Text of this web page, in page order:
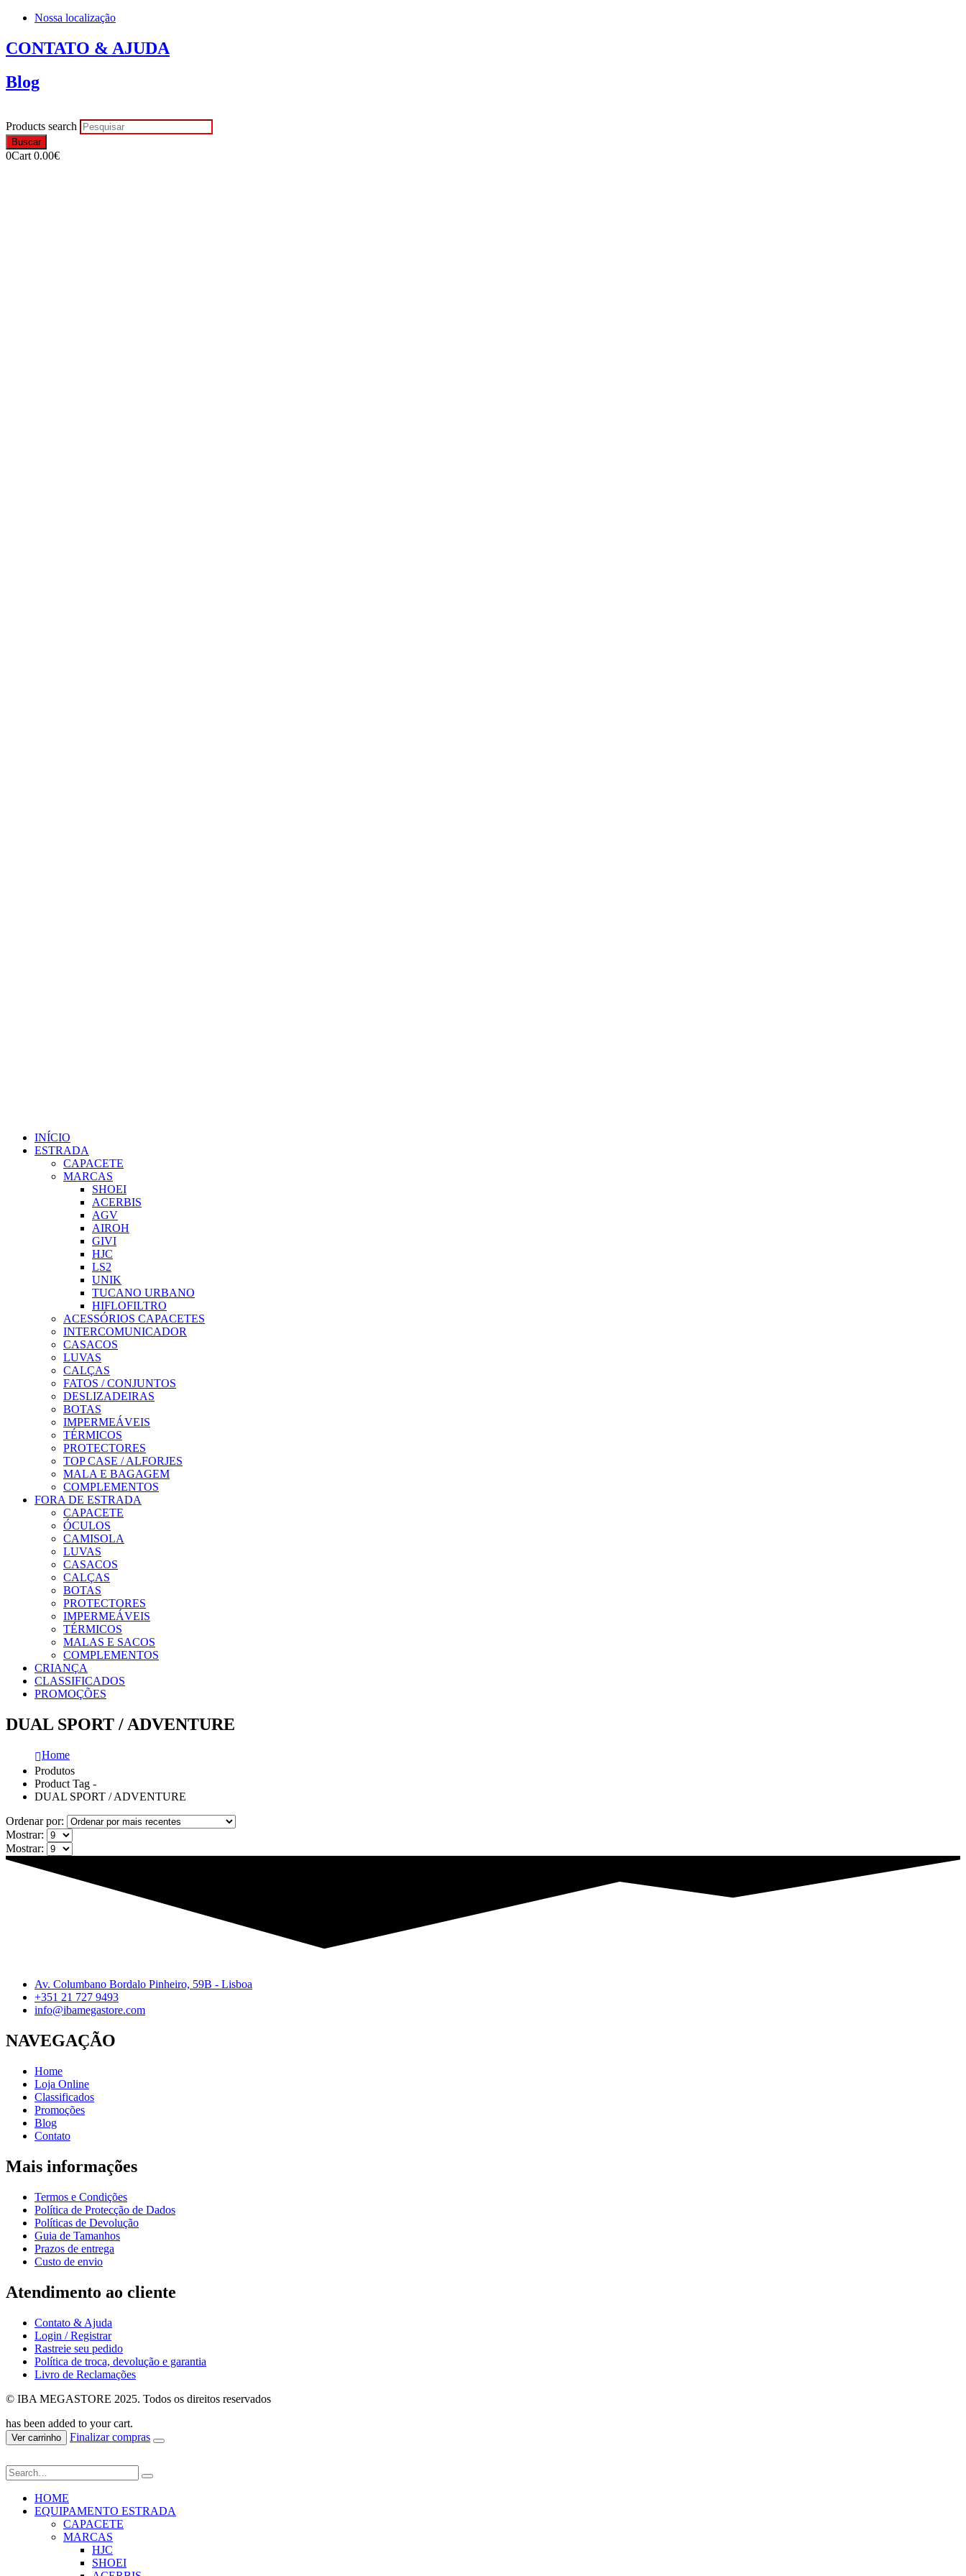
Nossa localização
CONTATO & AJUDA
Blog
Products search
Buscar
0Cart 0.00€
INÍCIO
ESTRADA
CAPACETE
MARCAS
SHOEI
ACERBIS
AGV
AIROH
GIVI
HJC
LS2
UNIK
TUCANO URBANO
HIFLOFILTRO
ACESSÓRIOS CAPACETES
INTERCOMUNICADOR
CASACOS
LUVAS
CALÇAS
FATOS / CONJUNTOS
DESLIZADEIRAS
BOTAS
IMPERMEÁVEIS
TÉRMICOS
PROTECTORES
TOP CASE / ALFORJES
MALA E BAGAGEM
COMPLEMENTOS
FORA DE ESTRADA
CAPACETE
ÓCULOS
CAMISOLA
LUVAS
CASACOS
CALÇAS
BOTAS
PROTECTORES
IMPERMEÁVEIS
TÉRMICOS
MALAS E SACOS
COMPLEMENTOS
CRIANÇA
CLASSIFICADOS
PROMOÇÕES
DUAL SPORT / ADVENTURE
Home
Produtos
Product Tag -
DUAL SPORT / ADVENTURE
Ordenar por:
Mostrar:
Mostrar:
Av. Columbano Bordalo Pinheiro, 59B - Lisboa
+351 21 727 9493
info@ibamegastore.com
NAVEGAÇÃO
Home
Loja Online
Classificados
Promoções
Blog
Contato
Mais informações
Termos e Condições
Política de Protecção de Dados
Políticas de Devolução
Guia de Tamanhos
Prazos de entrega
Custo de envio
Atendimento ao cliente
Contato & Ajuda
Login / Registrar
Rastreie seu pedido
Política de troca, devolução e garantia
Livro de Reclamações
© IBA MEGASTORE 2025. Todos os direitos reservados
has been added to your cart.
Ver carrinho Finalizar compras
HOME
EQUIPAMENTO ESTRADA
CAPACETE
MARCAS
HJC
SHOEI